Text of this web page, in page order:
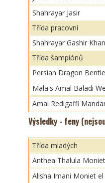
Shahrayar Jasir
Třída pracovní
Shahrayar Gashir Khan
Třída šampiónů
Persian Dragon
Mala's Amal Baladi
Amal Redigaffi
Výsledky - feny
Třída mladých
Anthea Thalula
Alisha Imani Moniet